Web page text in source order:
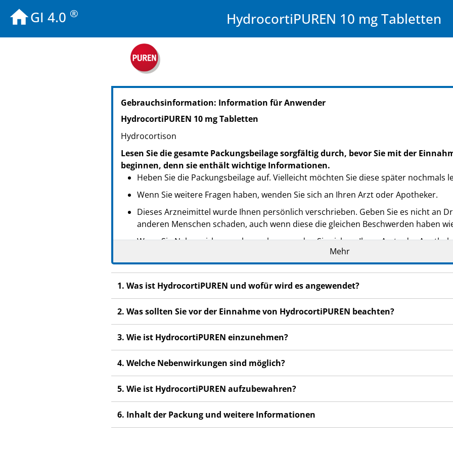
GI 4.0 ® HydrocortiPUREN 10 mg Tabletten
PZN: 18020003
PPN: 111802000315
NTIN: 04150180200038
PPN: 111801998014
NTIN: 04150180199806
PZN: 18019997
PPN: 111801999704
NTIN: 04150180199974
Gebrauchsinformation: Information für Anwender
HydrocortiPUREN 10 mg Tabletten
Hydrocortison
Lesen Sie die gesamte Packungsbeilage sorgfältig durch, bevor Sie mit der
beginnen, denn sie enthält wichtige Informationen.
Heben Sie die Packungsbeilage auf. Vielleicht möchten Sie diese später nochmals
Wenn Sie weitere Fragen haben, wenden Sie sich an Ihren Arzt oder Apotheker.
Dieses Arzneimittel wurde Ihnen persönlich verschrieben. Geben Sie es nicht an
anderen Menschen schaden, auch wenn diese die gleichen Beschwerden haben
Wenn Sie Nebenwirkungen bemerken, wenden Sie sich an Ihren Arzt oder
Nebenwirkungen, die nicht in dieser Packungsbeilage angegeben sind. Siehe
Mehr
1. Was ist HydrocortiPUREN und wofür wird es angewendet?
2. Was sollten Sie vor der Einnahme von HydrocortiPUREN beachten?
3. Wie ist HydrocortiPUREN einzunehmen?
4. Welche Nebenwirkungen sind möglich?
5. Wie ist HydrocortiPUREN aufzubewahren?
6. Inhalt der Packung und weitere Informationen